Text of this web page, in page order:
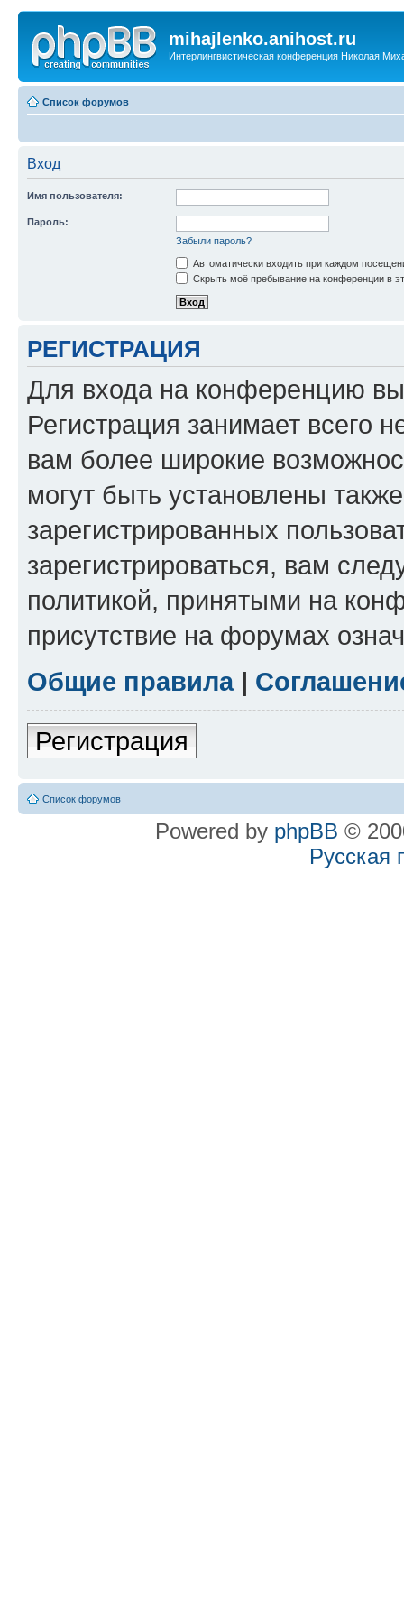
mihajlenko.anihost.ru
Интерлингвистическая конференция Николая
Список форумов
Вход
Имя пользователя:
Пароль:
Забыли пароль?
Автоматически входить при каждом
Скрыть моё пребывание на конференции в
РЕГИСТРАЦИЯ
Для входа на конференцию
Регистрация занимает всего
вам более широкие
могут быть установлены
зарегистрированных
зарегистрироваться, вам
политикой, принятыми на
присутствие на форумах
Общие правила|
Регистрация
Список форумов
Powered by phpBB ©
Русская